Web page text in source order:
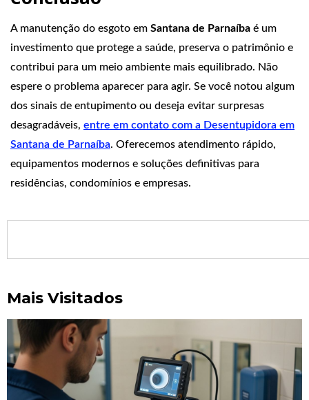
A manutenção do esgoto em Santana de Parnaíba é um
investimento que protege a saúde, preserva o patrimônio e
contribui para um meio ambiente mais equilibrado. Não
espere o problema aparecer para agir. Se você notou algum
dos sinais de entupimento ou deseja evitar surpresas
desagradáveis, entre em contato com a Desentupidora em
Santana de Parnaíba. Oferecemos atendimento rápido,
equipamentos modernos e soluções definitivas para
residências, condomínios e empresas.
Mais Visitados